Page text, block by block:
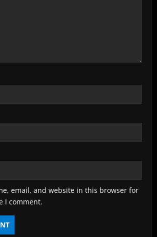
email, and website in this browser for
I comment.